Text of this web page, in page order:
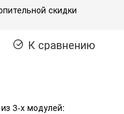
скидки
К сравнению
3-х модулей: